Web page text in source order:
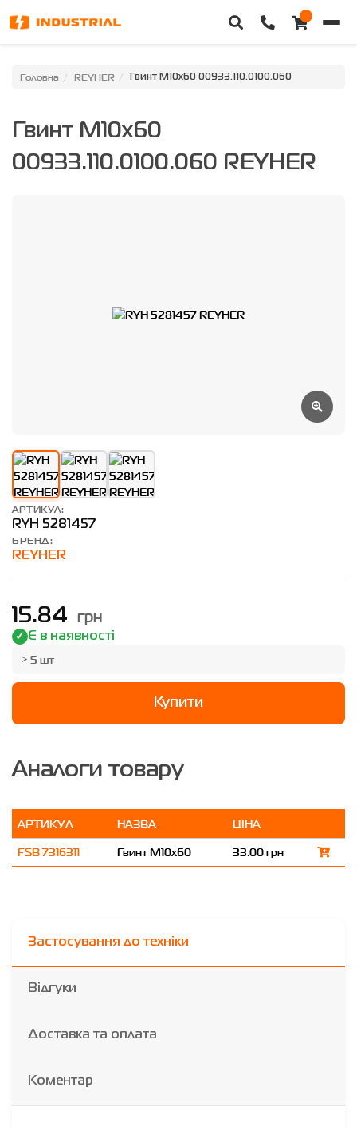
Головна
Категорії
Особистий кабінет
Головна REYHER Гвинт M10x60 00933.110.0100.060
Гвинт M10x60
00933.110.0100.060 REYHER
АРТИКУЛ:
RYH 5281457
БРЕНД:
REYHER
15.84 грн
Є в наявності
> 5 шт
Купити
Аналоги товару
АРТИКУЛ НАЗВА
ЦІНА
FSB 7316311
Гвинт M10x60 33.00 грн
Застосування до техніки
Відгуки
Доставка та оплата
Коментар